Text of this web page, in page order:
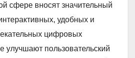
сфере вносят значительный
удобных и
цифровых
улучшают пользовательский